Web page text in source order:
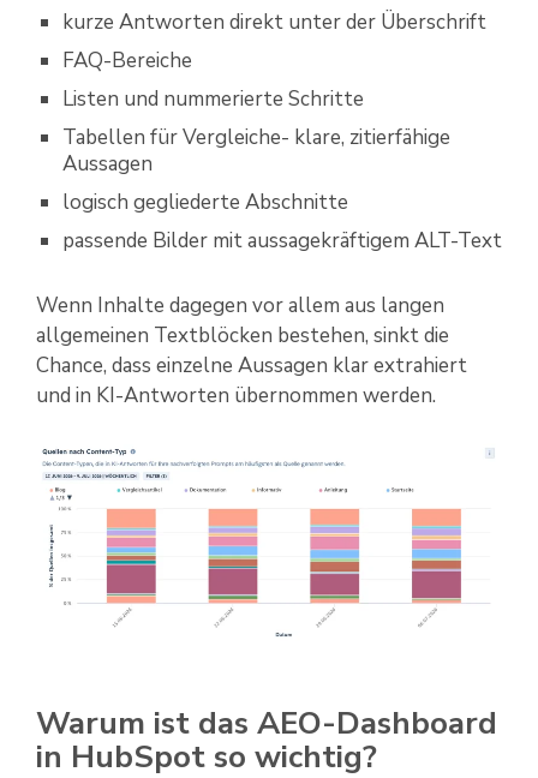
kurze Antworten direkt unter der Überschrift
FAQ-Bereiche
Listen und nummerierte Schritte
Tabellen für Vergleiche- klare, zitierfähige
Aussagen
logisch gegliederte Abschnitte
passende Bilder mit aussagekräftigem ALT-Text
Wenn Inhalte dagegen vor allem aus langen
allgemeinen Textblöcken bestehen, sinkt die
Chance, dass einzelne Aussagen klar extrahiert
und in KI-Antworten übernommen werden.
Warum ist das AEO-Dashboard
in HubSpot so wichtig?